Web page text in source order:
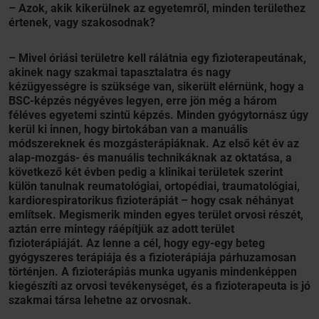
– Azok, akik kikerülnek az egyetemről, minden területhez
értenek, vagy szakosodnak?
– Mivel óriási területre kell rálátnia egy fizioterapeutának,
akinek nagy szakmai tapasztalatra és nagy
kézügyességre is szüksége van, sikerült elérnünk, hogy a
BSC-képzés négyéves legyen, erre jön még a három
féléves egyetemi szintű képzés. Minden gyógytornász úgy
kerül ki innen, hogy birtokában van a manuális
módszereknek és mozgásterápiáknak. Az első két év az
alap-mozgás- és manuális technikáknak az oktatása, a
következő két évben pedig a klinikai területek szerint
külön tanulnak reumatológiai, ortopédiai, traumatológiai,
kardiorespiratorikus fizioterápiát – hogy csak néhányat
említsek. Megismerik minden egyes terület orvosi részét,
aztán erre mintegy ráépítjük az adott terület
fizioterápiáját. Az lenne a cél, hogy egy-egy beteg
gyógyszeres terápiája és a fizioterápiája párhuzamosan
történjen. A fizioterápiás munka ugyanis mindenképpen
kiegészíti az orvosi tevékenységet, és a fizioterapeuta is jó
szakmai társa lehetne az orvosnak.